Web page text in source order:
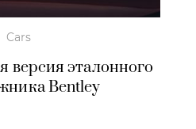
Cars
версия эталонного
Bentley